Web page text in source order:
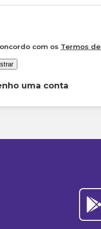
com os Termos
uma conta